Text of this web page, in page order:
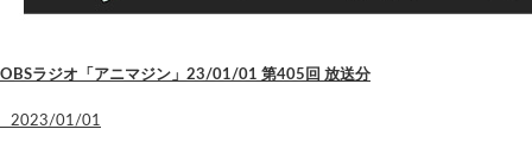
OBSラジオ「アニマジン」23/01/01 第405回 放送分
2023/01/01